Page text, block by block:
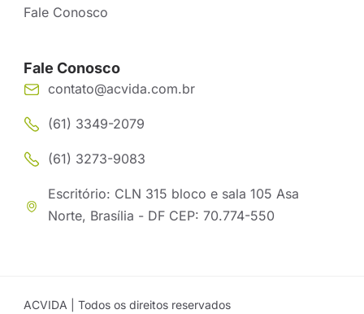
Fale Conosco
Fale Conosco
contato@acvida.com.br
(61) 3349-2079
(61) 3273-9083
Escritório: CLN 315 bloco e sala 105 Asa
Norte, Brasília - DF CEP: 70.774-550
ACVIDA | Todos os direitos reservados